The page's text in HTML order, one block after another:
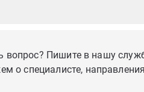
вопрос? Пишите в нашу
о специалисте,